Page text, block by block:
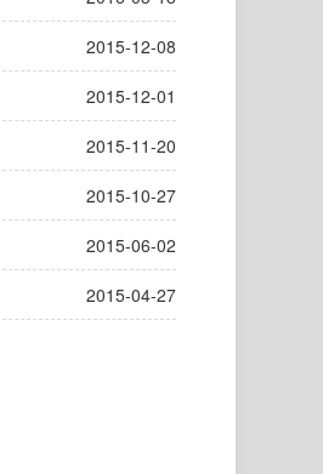
2015-12-08
2015-12-01
2015-11-20
2015-10-27
2015-06-02
2015-04-27